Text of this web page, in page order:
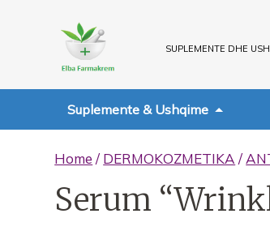
SUPLEMENTE DHE
Suplemente & Ushqime
Home / DERMOKOZMETIKA /
Serum